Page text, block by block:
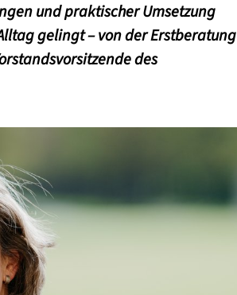
und praktischer Umsetzung
gelingt – von der Erstberatung
des